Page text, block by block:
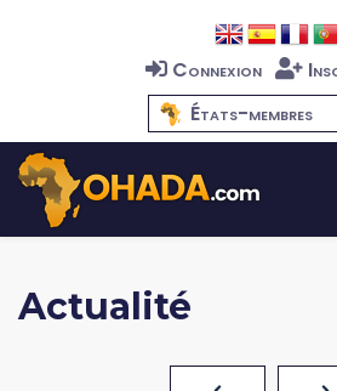
Connexion
États-membres
Actualité